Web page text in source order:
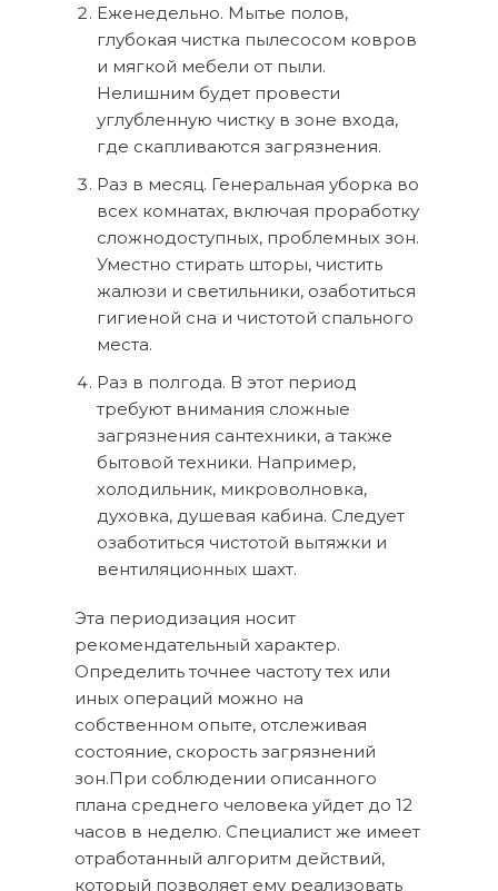
Еженедельно. Мытье полов,
глубокая чистка пылесосом ковров
и мягкой мебели от пыли.
Нелишним будет провести
углубленную чистку в зоне входа,
где скапливаются загрязнения.
Раз в месяц. Генеральная уборка во
всех комнатах, включая проработку
сложнодоступных, проблемных зон.
Уместно стирать шторы, чистить
жалюзи и светильники, озаботиться
гигиеной сна и чистотой спального
места.
Раз в полгода. В этот период
требуют внимания сложные
загрязнения сантехники, а также
бытовой техники. Например,
холодильник, микроволновка,
духовка, душевая кабина. Следует
озаботиться чистотой вытяжки и
вентиляционных шахт.
Эта периодизация носит
рекомендательный характер.
Определить точнее частоту тех или
иных операций можно на
собственном опыте, отслеживая
состояние, скорость загрязнений
зон.При соблюдении описанного
плана среднего человека уйдет до 12
часов в неделю. Специалист же имеет
отработанный алгоритм действий,
который позволяет ему реализовать